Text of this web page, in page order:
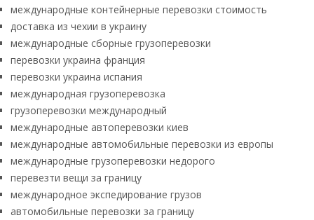
международные контейнерные перевозки стоимость
доставка из чехии в украину
международные сборные грузоперевозки
перевозки украина франция
перевозки украина испания
международная грузоперевозка
грузоперевозки международный
международные автоперевозки киев
международные автомобильные перевозки из европы
международные грузоперевозки недорого
перевезти вещи за границу
международное экспедирование грузов
автомобильные перевозки за границу